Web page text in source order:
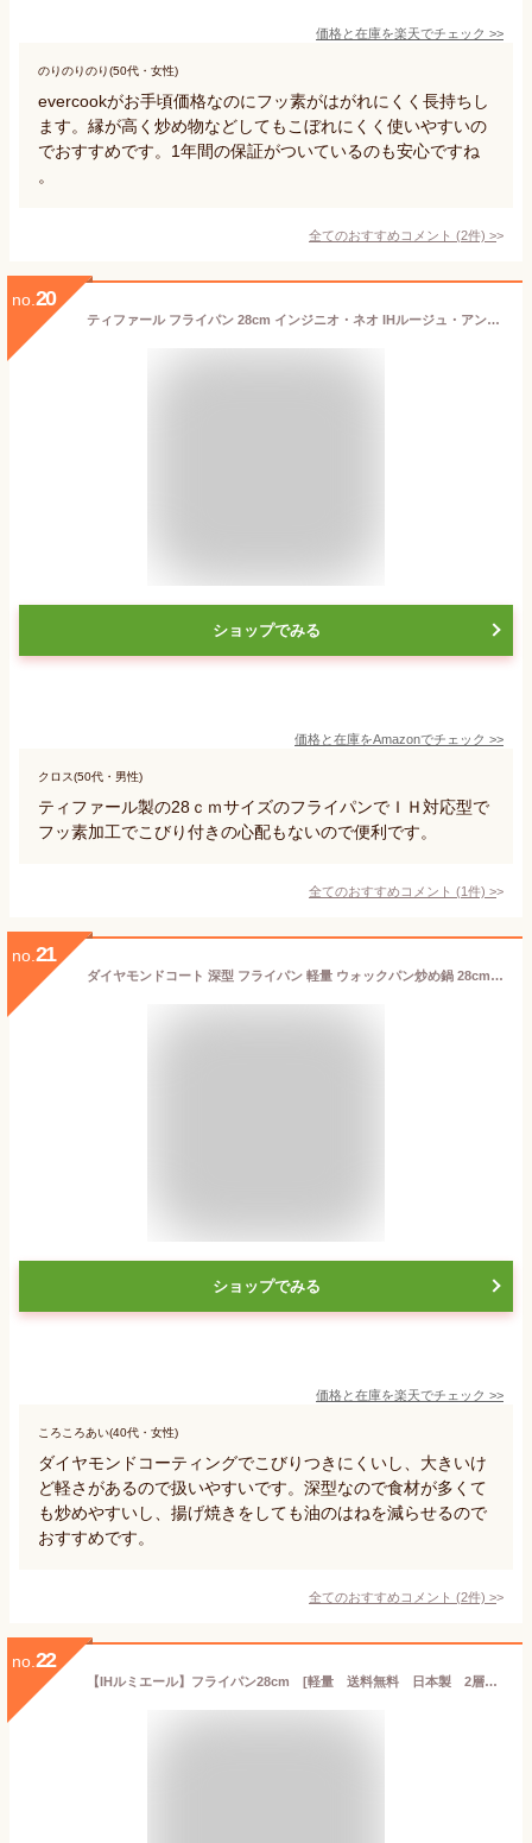
価格と在庫を楽天でチェック >>
のりのりのり(50代・女性)
evercookがお手頃価格なのにフッ素がはがれにくく長持ちし
ます。縁が高く炒め物などしてもこぼれにくく使いやすいの
でおすすめです。1年間の保証がついているのも安心ですね
。
全てのおすすめコメント (2件) >
no. 20
ティファール フライパン 28cm インジニオ・ネオ IHルージュ・アンリミテッド IH対応 L38306 レッド
ショップでみる
価格と在庫をAmazonでチェック >>
クロス(50代・男性)
ティファール製の28ｃｍサイズのフライパンでＩＨ対応型で
フッ素加工でこびり付きの心配もないので便利です。
全てのおすすめコメント (1件) >
no. 21
ダイヤモンドコート 深型 フライパン 軽量 ウォックパン炒め鍋 28cm IH ガス火対応 フタ別売り スルッとこびり付かない コージークック メガ ダイヤモンドコーティング ダイヤモンドコーティング 送料無料【FCP-01】【特価2209】
ショップでみる
価格と在庫を楽天でチェック >>
ころころあい(40代・女性)
ダイヤモンドコーティングでこびりつきにくいし、大きいけ
ど軽さがあるので扱いやすいです。深型なので食材が多くて
も炒めやすいし、揚げ焼きをしても油のはねを減らせるので
おすすめです。
全てのおすすめコメント (2件) >
no. 22
【IHルミエール】フライパン28cm [軽量 送料無料 日本製 2層クラッド材 ガス火、IH対応 テフロンプラチナ使用で長持ち お手入れ簡単 正規取扱品 ウルシヤマ金属 UMIC] PFOAフリー